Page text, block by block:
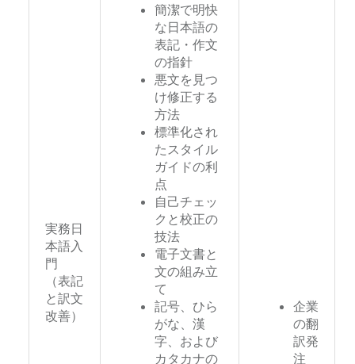
企業
の翻
訳発
注
実務日
本語入
門
（表記
と訳文
改善）
簡潔で明快
な日本語の
表記・作文
の指針
悪文を見つ
け修正する
方法
標準化され
たスタイル
ガイドの利
点
自己チェッ
クと校正の
技法
電子文書と
文の組み立
て
記号、ひら
がな、漢
字、および
カタカナの